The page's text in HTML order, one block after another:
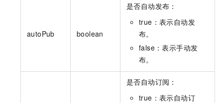
autoPub boolean
是否自动发布：
true：表示自动发
布。
false：表示手动发
布。
是否自动订阅：
true：表示自动订